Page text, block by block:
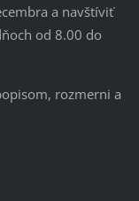
a navštíviť
od 8.00 do
rozmerni a